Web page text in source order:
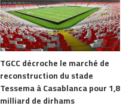
TGCC décroche le marché de
reconstruction du stade
Tessema à Casablanca pour 1,8
milliard de dirhams